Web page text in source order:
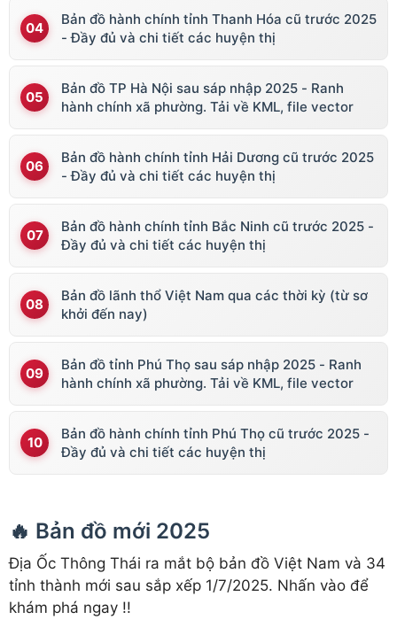
Bản đồ hành chính tỉnh Thanh Hóa cũ trước 2025
- Đầy đủ và chi tiết các huyện thị
Bản đồ TP Hà Nội sau sáp nhập 2025 - Ranh
hành chính xã phường. Tải về KML, file vector
Bản đồ hành chính tỉnh Hải Dương cũ trước 2025
- Đầy đủ và chi tiết các huyện thị
Bản đồ hành chính tỉnh Bắc Ninh cũ trước 2025 -
Đầy đủ và chi tiết các huyện thị
Bản đồ lãnh thổ Việt Nam qua các thời kỳ (từ sơ
khởi đến nay)
Bản đồ tỉnh Phú Thọ sau sáp nhập 2025 - Ranh
hành chính xã phường. Tải về KML, file vector
Bản đồ hành chính tỉnh Phú Thọ cũ trước 2025 -
Đầy đủ và chi tiết các huyện thị
🔥 Bản đồ mới 2025
Địa Ốc Thông Thái ra mắt bộ bản đồ Việt Nam và 34
tỉnh thành mới sau sắp xếp 1/7/2025. Nhấn vào để
khám phá ngay !!